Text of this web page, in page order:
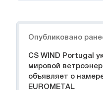
Опубликовано
CS WIND Portugal
мировой
объявляет о
EUROMETAL